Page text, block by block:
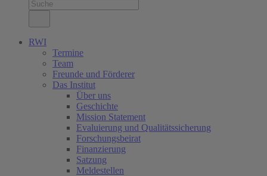
RWI
Termine
Team
Freunde und Förderer
Das Institut
Über uns
Geschichte
Mission Statement
Evaluierung und Qualitätssicherung
Forschungsbeirat
Finanzierung
Satzung
Meldestellen